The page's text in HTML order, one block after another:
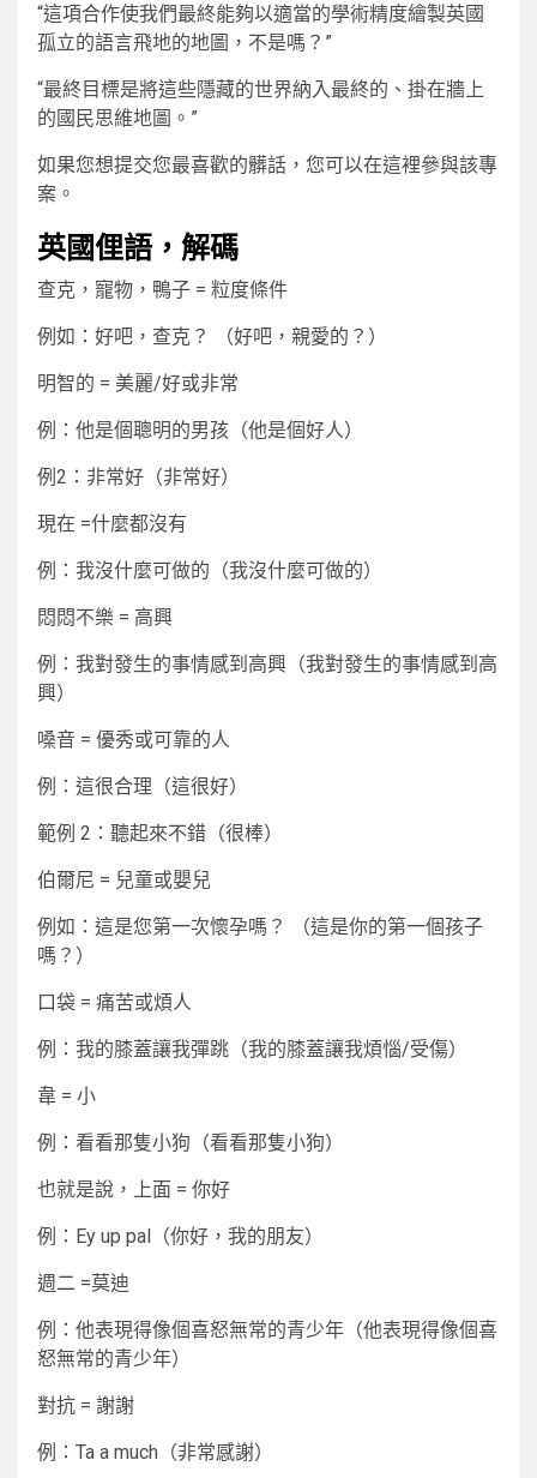
“這項合作使我們最終能夠以適當的學術精度繪製英國
孤立的語言飛地的地圖，不是嗎？”
“最終目標是將這些隱藏的世界納入最終的、掛在牆上
的國民思維地圖。”
如果您想提交您最喜歡的髒話，您可以在這裡參與該專
案。
英國俚語，解碼
查克，寵物，鴨子 = 粒度條件
例如：好吧，查克？ （好吧，親愛的？）
明智的 = 美麗/好或非常
例：他是個聰明的男孩（他是個好人）
例2：非常好（非常好）
現在 =什麼都沒有
例：我沒什麼可做的（我沒什麼可做的）
悶悶不樂 = 高興
例：我對發生的事情感到高興（我對發生的事情感到高
興）
嗓音 = 優秀或可靠的人
例：這很合理（這很好）
範例 2：聽起來不錯（很棒）
伯爾尼 = 兒童或嬰兒
例如：這是您第一次懷孕嗎？ （這是你的第一個孩子
嗎？）
口袋 = 痛苦或煩人
例：我的膝蓋讓我彈跳（我的膝蓋讓我煩惱/受傷）
韋 = 小
例：看看那隻小狗（看看那隻小狗）
也就是說，上面 = 你好
例：Ey up pal（你好，我的朋友）
週二 =莫迪
例：他表現得像個喜怒無常的青少年（他表現得像個喜
怒無常的青少年）
對抗 = 謝謝
例：Ta a much（非常感謝）